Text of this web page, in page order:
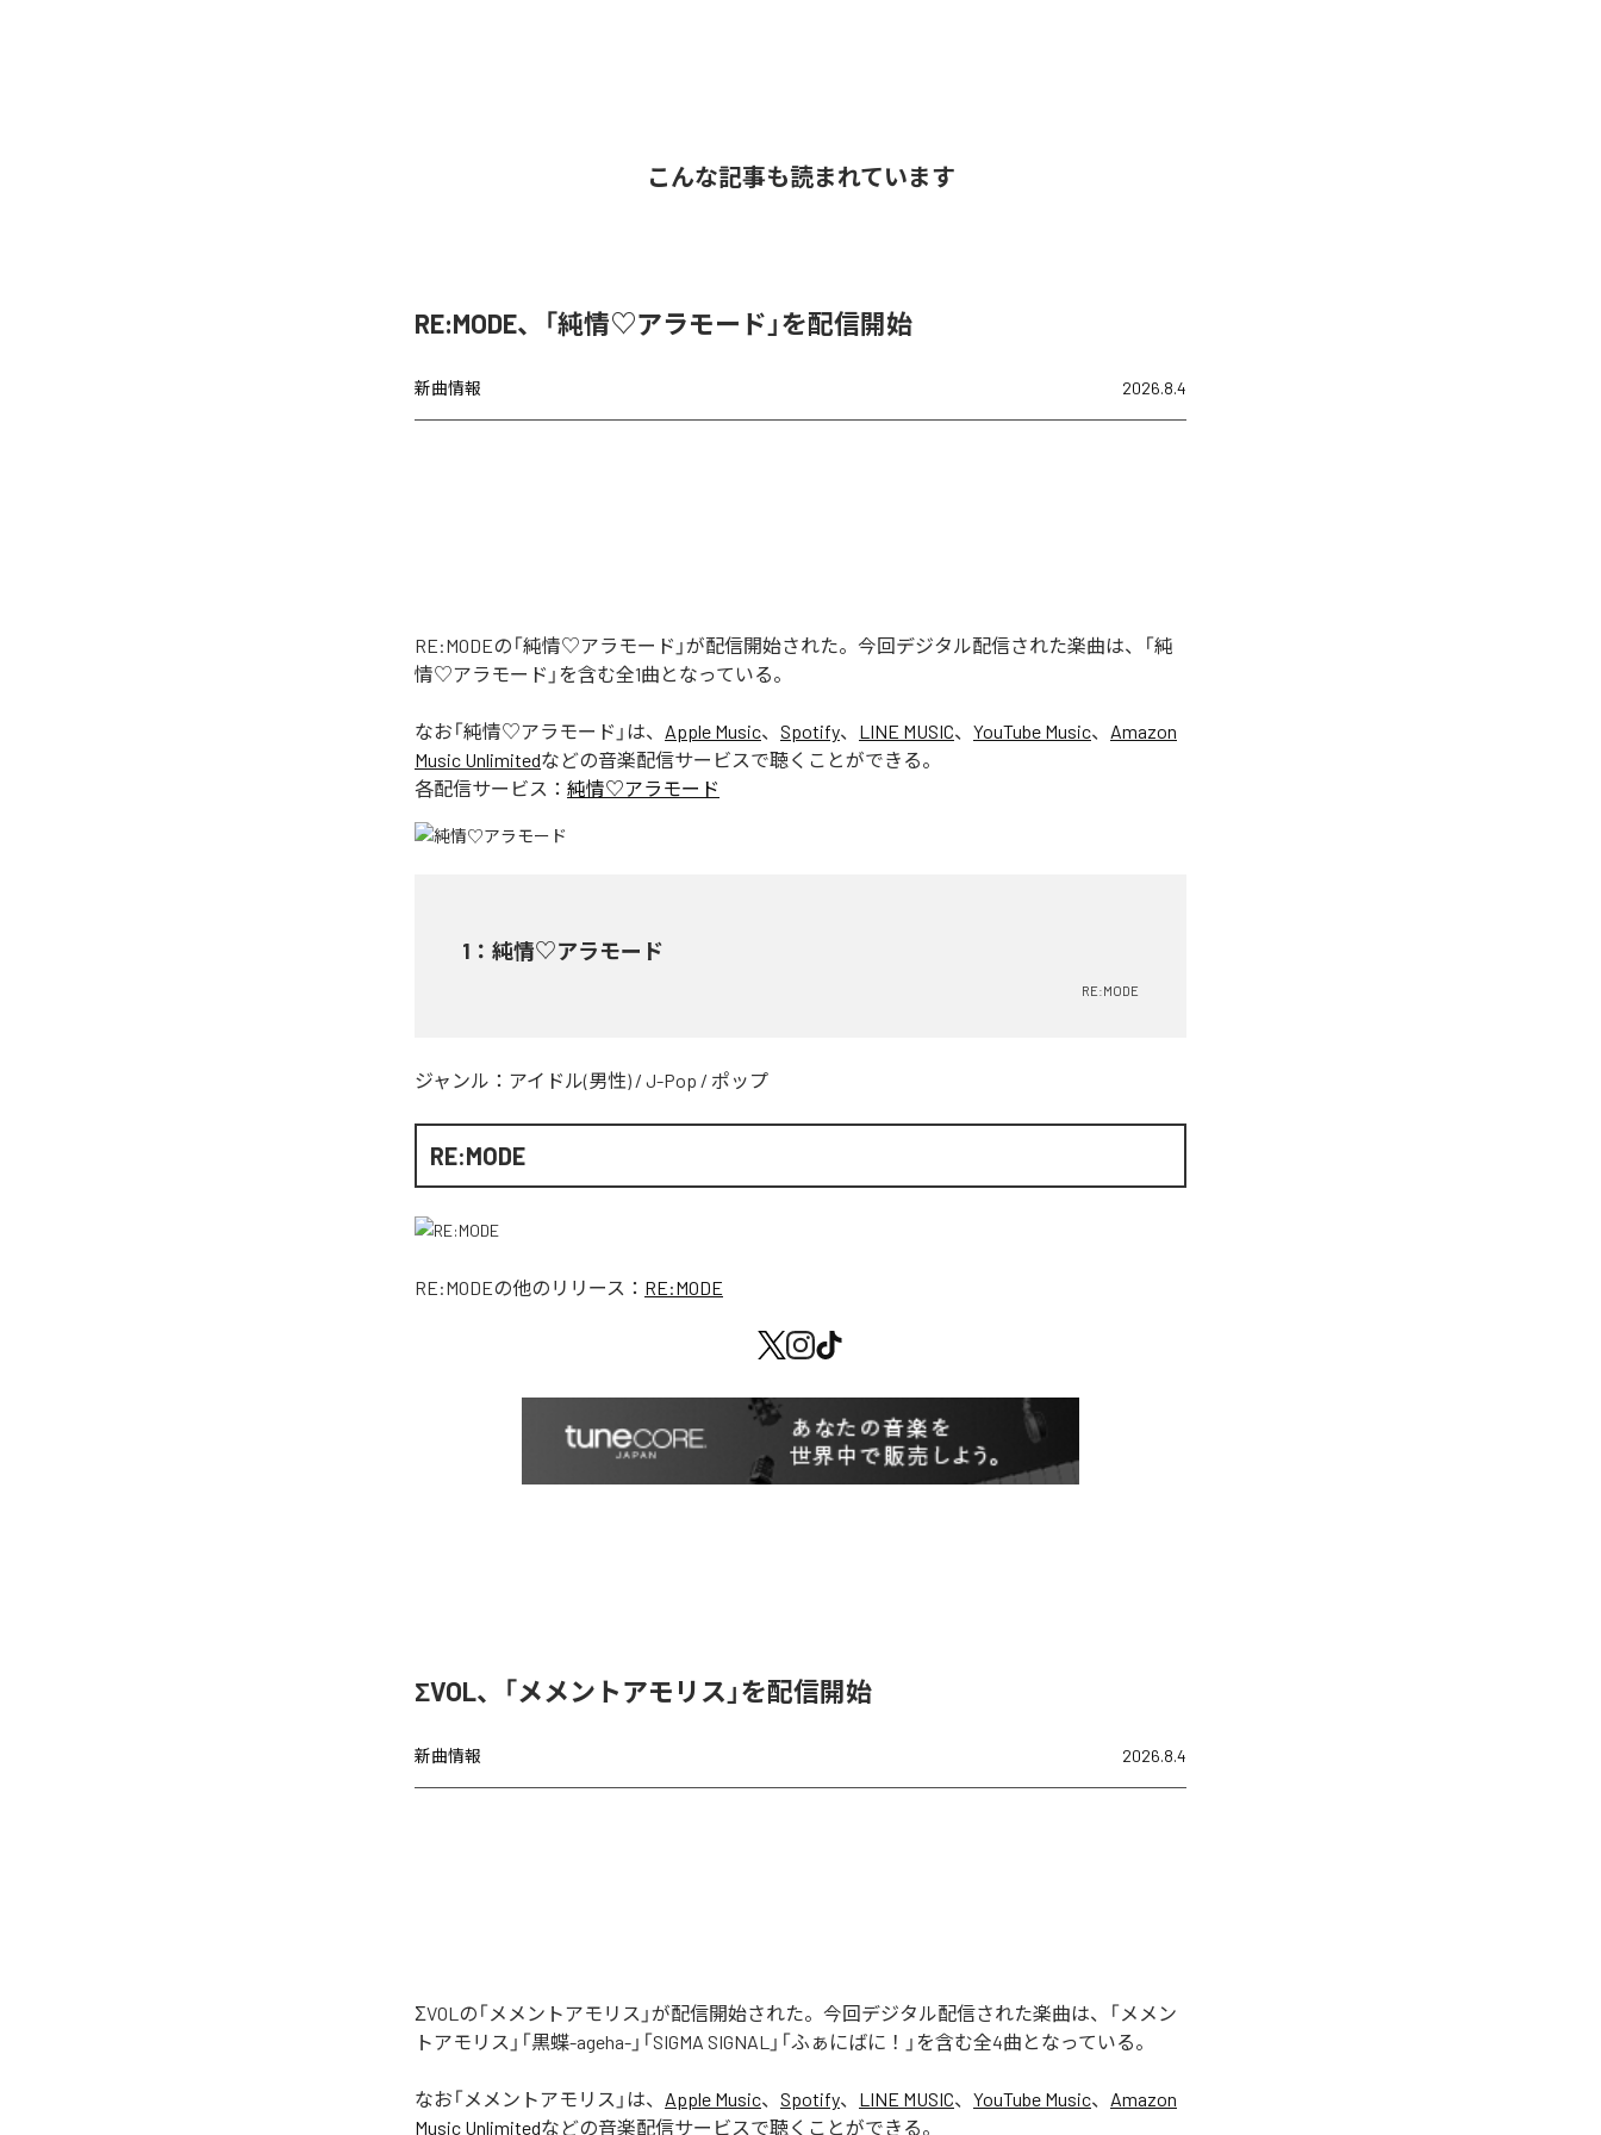
こんな記事も読まれています
RE:MODE、「純情♡アラモード」を配信開始
新曲情報 2026.8.4
RE:MODEの「純情♡アラモード」が配信開始された。今回デジタル配信された楽曲は、「純
情♡アラモード」を含む全1曲となっている。
なお「純情♡アラモード 」は、 Apple Music、 Spotify、 LINE MUSIC、 YouTube Music、 Amazon
Music Unlimitedなどの音楽配信サービスで聴くことができる。
各配信サービス： 純情♡アラモード
1 ： 純情♡アラモード
RE:MODE
ジャンル： アイドル(男性) / J-Pop / ポップ
RE:MODE
RE:MODEの他のリリース： RE:MODE
ΣVOL、「メメントアモリス」を配信開始
新曲情報 2026.8.4
ΣVOLの「メメントアモリス」が配信開始された。今回デジタル配信された楽曲は、「メメン
トアモリス」「黒蝶-ageha-」「SIGMA SIGNAL」「ふぁにばに！」を含む全4曲となっている。
なお「メメントアモリス 」は、 Apple Music、 Spotify、 LINE MUSIC、 YouTube Music、 Amazon
Music Unlimitedなどの音楽配信サービスで聴くことができる。